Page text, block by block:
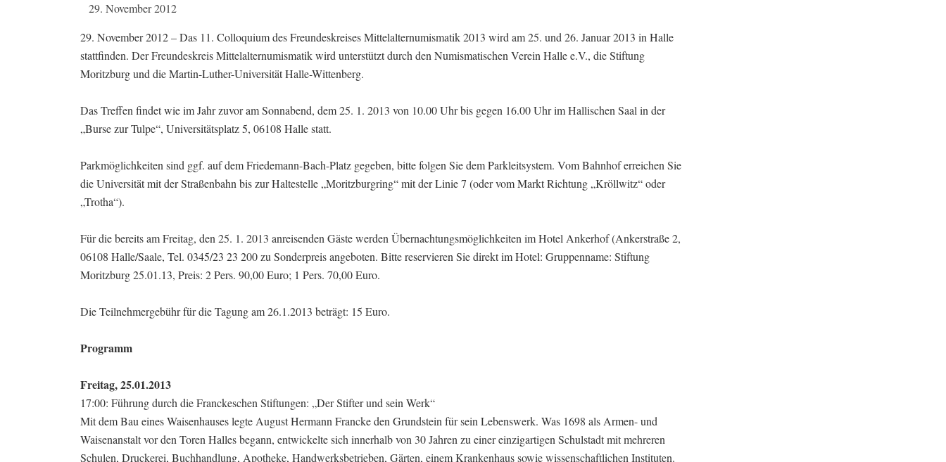
29. November 2012
29. November 2012 – Das 11. Colloquium des Freundeskreises Mittelalternumismatik 2013 wird am 25. und 26. Januar 2013 in Halle
stattfinden. Der Freundeskreis Mittelalternumismatik wird unterstützt durch den Numismatischen Verein Halle e.V., die Stiftung
Moritzburg und die Martin-Luther-Universität Halle-Wittenberg.
Das Treffen findet wie im Jahr zuvor am Sonnabend, dem 25. 1. 2013 von 10.00 Uhr bis gegen 16.00 Uhr im Hallischen Saal in der
„Burse zur Tulpe“, Universitätsplatz 5, 06108 Halle statt.
Parkmöglichkeiten sind ggf. auf dem Friedemann-Bach-Platz gegeben, bitte folgen Sie dem Parkleitsystem. Vom Bahnhof erreichen Sie
die Universität mit der Straßenbahn bis zur Haltestelle „Moritzburgring“ mit der Linie 7 (oder vom Markt Richtung „Kröllwitz“ oder
„Trotha“).
Für die bereits am Freitag, den 25. 1. 2013 anreisenden Gäste werden Übernachtungsmöglichkeiten im Hotel Ankerhof (Ankerstraße 2,
06108 Halle/Saale, Tel. 0345/23 23 200 zu Sonderpreis angeboten. Bitte reservieren Sie direkt im Hotel: Gruppenname: Stiftung
Moritzburg 25.01.13, Preis: 2 Pers. 90,00 Euro; 1 Pers. 70,00 Euro.
Die Teilnehmergebühr für die Tagung am 26.1.2013 beträgt: 15 Euro.
Programm
Freitag, 25.01.2013
17:00: Führung durch die Franckeschen Stiftungen: „Der Stifter und sein Werk“
Mit dem Bau eines Waisenhauses legte August Hermann Francke den Grundstein für sein Lebenswerk. Was 1698 als Armen- und
Waisenanstalt vor den Toren Halles begann, entwickelte sich innerhalb von 30 Jahren zu einer einzigartigen Schulstadt mit mehreren
Schulen, Druckerei, Buchhandlung, Apotheke, Handwerksbetrieben, Gärten, einem Krankenhaus sowie wissenschaftlichen Instituten.